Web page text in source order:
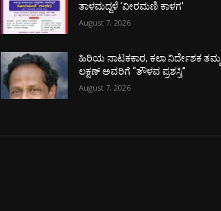
ತಾಳಮದ್ದಳೆ ‘ವೀರಮಣಿ ಕಾಳಗ’
August 7, 2026
ಹಿರಿಯ ನಾಟಕಕಾರ, ಕಲಾ ನಿರ್ದೇಶಕ ತಮ್ಮ
ಲಕ್ಷಣ್ ಅವರಿಗೆ “ತೌಳವ ಪ್ರಶಸ್ತಿ”
August 7, 2026